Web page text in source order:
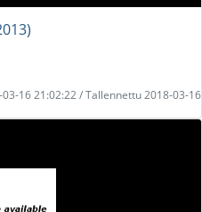
03-16 21:02:22 / Tallennettu 2018-03-16